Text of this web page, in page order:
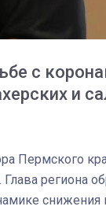
с
и
Пермского
региона
снижения